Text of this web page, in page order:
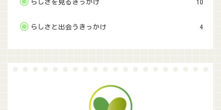
らしさを見るきっかけ 10
らしさと出会うきっかけ 4